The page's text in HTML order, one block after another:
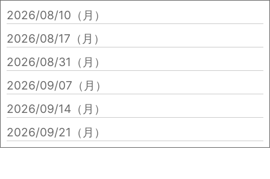
2026/08/10（月）
2026/08/17（月）
2026/08/31（月）
2026/09/07（月）
2026/09/14（月）
2026/09/21（月）